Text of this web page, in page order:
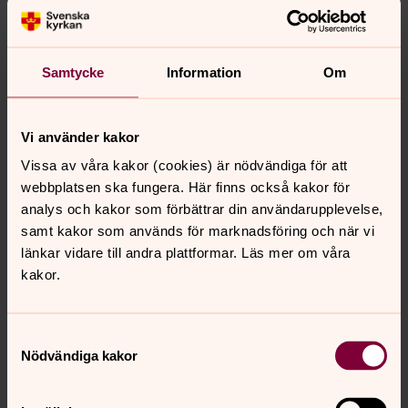
Samtycke Information Om
Vi använder kakor
Vissa av våra kakor (cookies) är nödvändiga för att
webbplatsen ska fungera. Här finns också kakor för
analys och kakor som förbättrar din användarupplevelse,
samt kakor som används för marknadsföring och när vi
länkar vidare till andra plattformar. Läs mer om våra
kakor.
Nödvändiga kakor
Etapper + Kartor
Romboleden består av många olika etapper med olika
svårighetsgrad så det går att hitta etapper för både
avancerade.
Vandringsförslag
Romboleden erbjuder olika typer av vandringar. Här har
vi listat några olika förslag. Dagsetapper som funkar
med kollektivtrafik, historiska vandringar på fäbodstigar
Romboleden – en vandring genom
Vandra i fotspåren av den helige Olav, vägen han som